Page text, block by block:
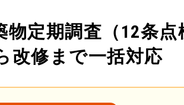
定期調査（12条点
改修まで一括対応